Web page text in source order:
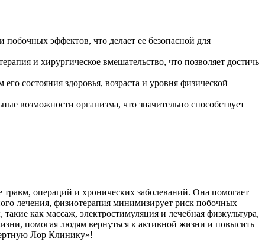
эффектов, что делает ее безопасной для
и хирургическое вмешательство, что позволяет достичь
состояния здоровья, возраста и уровня физической
возможности организма, что значительно способствует
операций и хронических заболеваний. Она помогает
лечения, физиотерапия минимизирует риск побочных
как массаж, электростимуляция и лечебная физкультура,
помогая людям вернуться к активной жизни и повысить
Лор Клинику»!